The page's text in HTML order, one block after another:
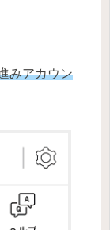
みアカウン